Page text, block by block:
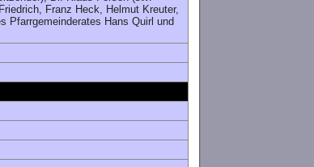
Franz Heck, Helmut Kreuter,
Pfarrgemeinderates Hans Quirl und